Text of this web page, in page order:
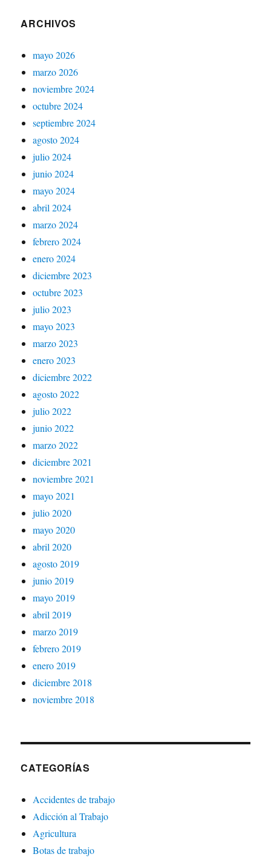
ARCHIVOS
mayo 2026
marzo 2026
noviembre 2024
octubre 2024
septiembre 2024
agosto 2024
julio 2024
junio 2024
mayo 2024
abril 2024
marzo 2024
febrero 2024
enero 2024
diciembre 2023
octubre 2023
julio 2023
mayo 2023
marzo 2023
enero 2023
diciembre 2022
agosto 2022
julio 2022
junio 2022
marzo 2022
diciembre 2021
noviembre 2021
mayo 2021
julio 2020
mayo 2020
abril 2020
agosto 2019
junio 2019
mayo 2019
abril 2019
marzo 2019
febrero 2019
enero 2019
diciembre 2018
noviembre 2018
CATEGORÍAS
Accidentes de trabajo
Adicción al Trabajo
Agricultura
Botas de trabajo